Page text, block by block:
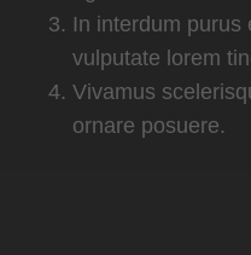
In interdum purus
vulputate lorem
Vivamus
ornare posuere.